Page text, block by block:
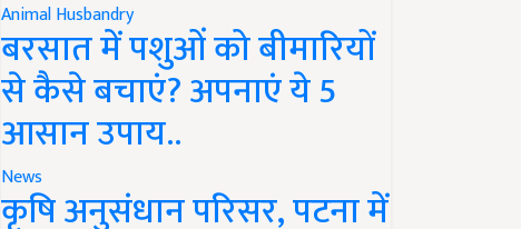
Animal Husbandry
बरसात में पशुओं को बीमारियों
से कैसे बचाएं? अपनाएं ये 5
आसान उपाय..
News
कृषि अनुसंधान परिसर, पटना में